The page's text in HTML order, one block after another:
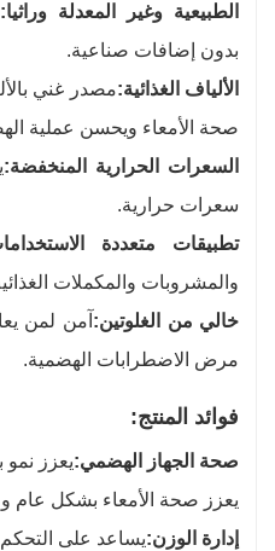
الطبيعية وغير المعدلة وراثيا:
بدون إضافات صناعية.
الألياف الغذائية:مصدر غني
صحة الأمعاء ويحسن عملية
السعرات الحرارية المنخفضة:
سعرات حرارية.
تطبيقات متعددة
والمشروبات والمكملات
خالي من الغلوتين: آمن لمن
مرض الاضطرابات الهضمية.
فوائد المنتج:
صحة الجهاز الهضمي:يعزز نمو
يعزز صحة الأمعاء بشكل عام
إدارة الوزن:يساعد على